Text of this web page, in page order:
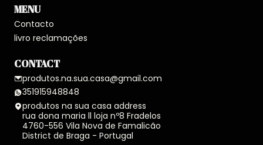
MENU
Contacto
livro reclamações
CONTACT
produtos.na.sua.casa@gmail.com
351915948848
produtos na sua casa address
rua dona maria ll loja nº8 Fradelos
4760-556 Vila Nova de Famalicão
District de Braga - Portugal